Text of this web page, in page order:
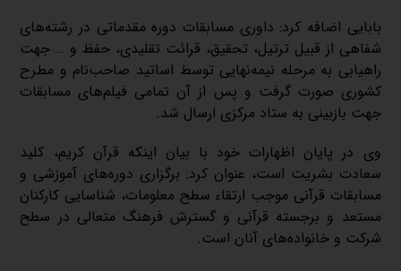
بابایی اضافه کرد: داوری مسابقات دوره مقدماتی در رشته‌های
شفاهی از قبیل ترتیل، تحقیق، قرائت تقلیدی، حفظ و … جهت
راهیابی به مرحله نیمه‌نهایی توسط اساتید صاحب‌نام و مطرح
کشوری صورت گرفت و پس از آن تمامی فیلم‌های مسابقات
جهت بازبینی به ستاد مرکزی ارسال شد.
وی در پایان اظهارات خود با بیان اینکه قرآن کریم، کلید
سعادت بشریت است، عنوان کرد: برگزاری دوره‌های آموزشی و
مسابقات قرآنی موجب ارتقاء سطح معلومات، شناسایی کارکنان
مستعد و برجسته قرآنی و گسترش فرهنگ متعالی در سطح
شرکت و خانواده‌های آنان است.